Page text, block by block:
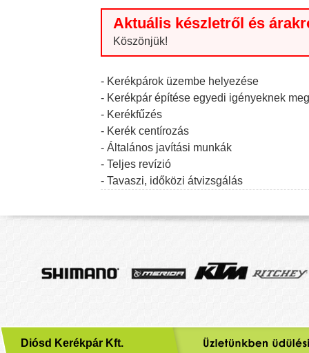
Aktuális készletről és
Köszönjük!
- Kerékpárok üzembe helyezése
- Kerékpár építése egyedi igényeknek
- Kerékfűzés
- Kerék centírozás
- Általános javítási munkák
- Teljes revízió
- Tavaszi, időközi átvizsgálás
Diósd Kerékpár Kft.